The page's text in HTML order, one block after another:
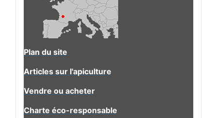
Plan du site
Articles sur l'apiculture
Vendre ou acheter
Charte éco-responsable